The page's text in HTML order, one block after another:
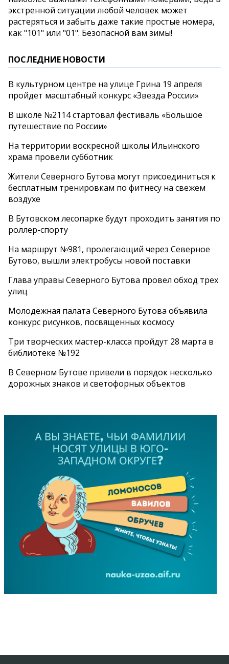
экстренной ситуации любой человек может
растеряться и забыть даже такие простые номера,
как "101" или "01". Безопасной вам зимы!
ПОСЛЕДНИЕ НОВОСТИ
В культурном центре на улице Грина 19 апреля
пройдет масштабный конкурс «Звезда России»
В школе №2114 стартовал фестиваль «Большое
путешествие по России»
На территории воскресной школы Ильинского
храма провели субботник
Жители Северного Бутова могут присоединиться к
бесплатным тренировкам по фитнесу на свежем
воздухе
В Бутовском лесопарке будут проходить занятия по
роллер-спорту
На маршрут №981, пролегающий через Северное
Бутово, вышли электробусы новой поставки
Глава управы Северного Бутова провел обход трех
улиц
Молодежная палата Северного Бутова объявила
конкурс рисунков, посвященных космосу
Три творческих мастер-класса пройдут 28 марта в
библиотеке №192
В Северном Бутове привели в порядок несколько
дорожных знаков и светофорных объектов